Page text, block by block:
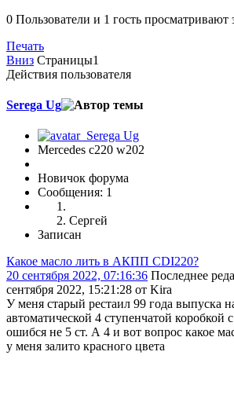
0 Пользователи и 1 гость просматривают
Печать
Вниз Страницы1
Действия пользователя
Serega Ug
Mercedes c220 w202
Новичок форума
Сообщения: 1
Сергей
Записан
Какое масло лить в АКПП CDI220?
20 сентября 2022, 07:16:36 Последнее
сентября 2022, 15:21:28 от Kira
У меня старый рестаил 99 года выпуска
автоматической 4 ступенчатой коробкой
ошибся не 5 ст. А 4 и вот вопрос какое
у меня залито красного цвета